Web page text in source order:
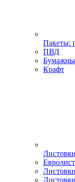
Пакеты:
ПВД
Крафт
Листовки